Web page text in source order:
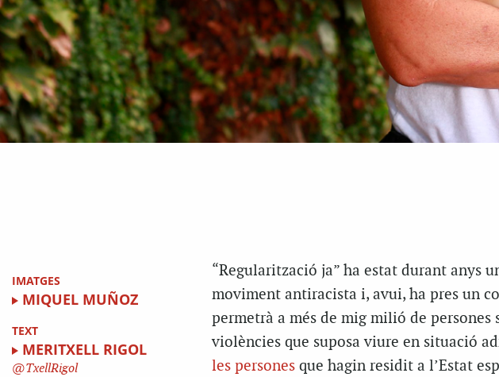
IMATGES
MIQUEL MUÑOZ
TEXT
MERITXELL RIGOL
TxellRigol
“Regularització ja” ha estat durant anys
moviment antiracista i, avui, ha pres un
permetrà a més de mig milió de
violències que suposa viure en situació
les persones que hagin residit a l’Estat